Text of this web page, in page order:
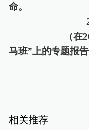
命。
（在
马班”上的专题报告
相关推荐